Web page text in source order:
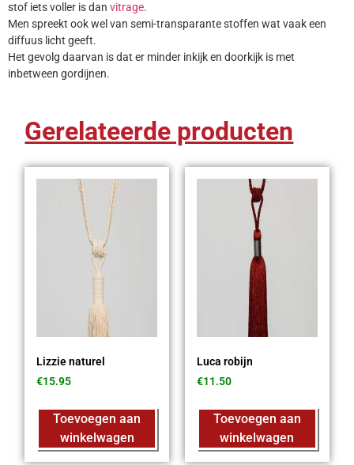
stof iets voller is dan vitrage.
Men spreekt ook wel van semi-transparante stoffen wat vaak een
diffuus licht geeft.
Het gevolg daarvan is dat er minder inkijk en doorkijk is met
inbetween gordijnen.
Gerelateerde producten
Lizzie naturel
€15.95
Toevoegen aan
winkelwagen
Luca robijn
€11.50
Toevoegen aan
winkelwagen